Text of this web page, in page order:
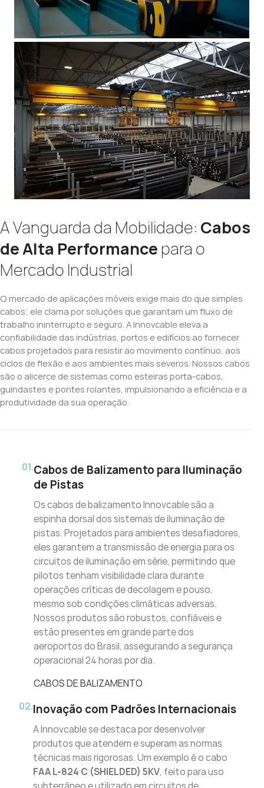
A Vanguarda da Mobilidade: Cabos
de Alta Performancepara o
Mercado Industrial
O mercado de aplicações móveis exige mais do que simples
cabos; ele clama por soluções que garantam um fluxo de
trabalho ininterrupto e seguro. A Innovcable eleva a
confiabilidade das indústrias, portos e edifícios ao fornecer
cabos projetados para resistir ao movimento contínuo, aos
ciclos de flexão e aos ambientes mais severos. Nossos cabos
são o alicerce de sistemas como esteiras porta-cabos,
guindastes e pontes rolantes, impulsionando a eficiência e a
produtividade da sua operação.
01.Cabos de Balizamento para Iluminação
de Pistas
Os cabos de balizamento Innovcable são a
espinha dorsal dos sistemas de iluminação de
pistas. Projetados para ambientes desafiadores,
eles garantem a transmissão de energia para os
circuitos de iluminação em série, permitindo que
pilotos tenham visibilidade clara durante
operações críticas de decolagem e pouso,
mesmo sob condições climáticas adversas.
Nossos produtos são robustos, confiáveis e
estão presentes em grande parte dos
aeroportos do Brasil, assegurando a segurança
operacional 24 horas por dia.
CABOS DE BALIZAMENTO
02.Inovação com Padrões Internacionais
A Innovcable se destaca por desenvolver
produtos que atendem e superam as normas
técnicas mais rigorosas. Um exemplo é o cabo
FAA L-824 C (SHIELDED) 5KV, feito para uso